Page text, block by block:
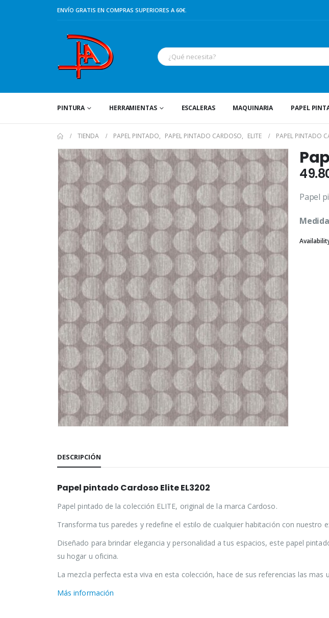
ENVÍO GRATIS EN COMPRAS SUPERIORES A 60€.
PINTURA HERRAMIENTAS ESCALERAS MAQUINARIA PAPEL
TIENDA PAPEL PINTADO, PAPEL PINTADO CARDOSO, ELITE PAPEL PINTADO
Papel
DESCRIPCIÓN
Papel pintado Cardoso Elite EL3202
Papel pintado de la colección ELITE, original de la marca Cardoso.
Transforma tus paredes y redefine el estilo de cualquier habitación con nuestro
Diseñado para brindar elegancia y personalidad a tus espacios, este papel
su hogar u oficina.
La mezcla perfecta esta viva en esta colección, hace de sus referencias las
Más información